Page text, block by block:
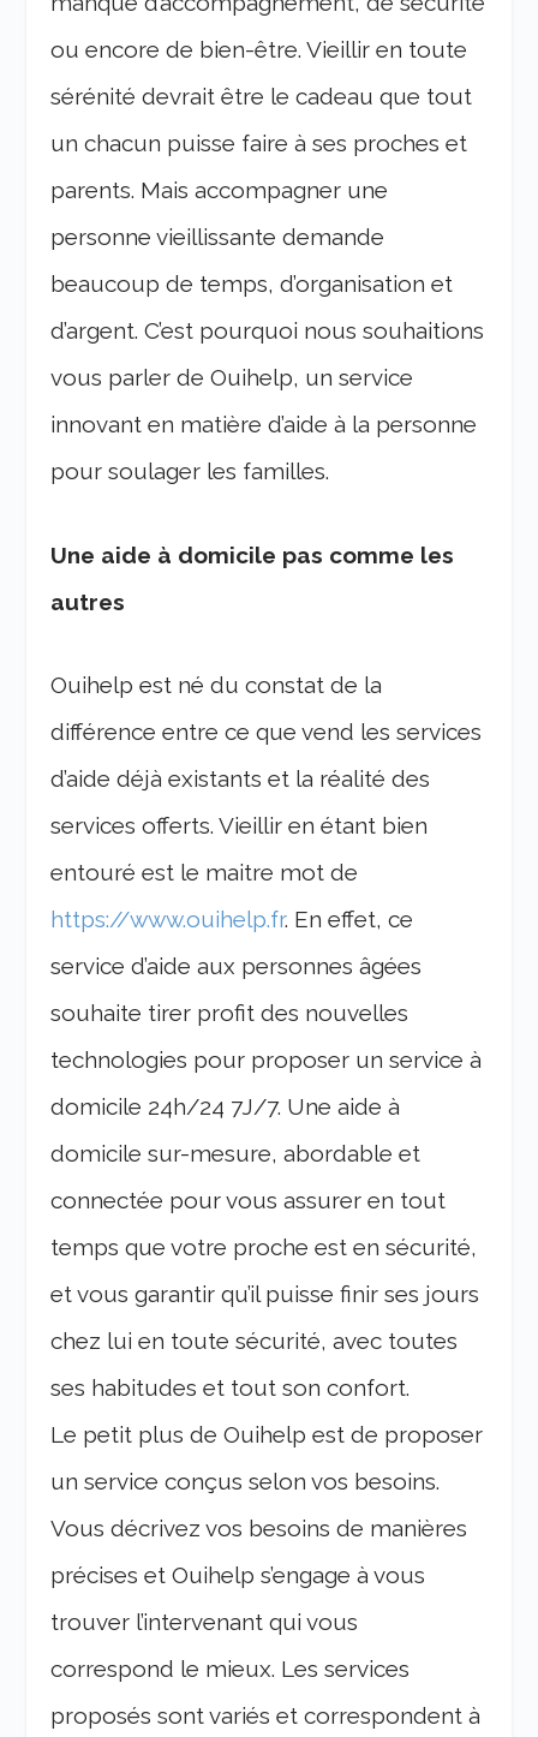
ou encore de bien-être. Vieillir en toute
sérénité devrait être le cadeau que tout
un chacun puisse faire à ses proches et
parents. Mais accompagner une
personne vieillissante demande
beaucoup de temps, d’organisation et
d’argent. C’est pourquoi nous souhaitions
vous parler de Ouihelp, un service
innovant en matière d’aide à la personne
pour soulager les familles.
Une aide à domicile pas comme les
autres
Ouihelp est né du constat de la
différence entre ce que vend les services
d’aide déjà existants et la réalité des
services offerts. Vieillir en étant bien
entouré est le maitre mot de
https://www.ouihelp.fr. En effet, ce
service d’aide aux personnes âgées
souhaite tirer profit des nouvelles
technologies pour proposer un service à
domicile 24h/24 7J/7. Une aide à
domicile sur-mesure, abordable et
connectée pour vous assurer en tout
temps que votre proche est en sécurité,
et vous garantir qu’il puisse finir ses jours
chez lui en toute sécurité, avec toutes
ses habitudes et tout son confort.
Le petit plus de Ouihelp est de proposer
un service conçus selon vos besoins.
Vous décrivez vos besoins de manières
précises et Ouihelp s’engage à vous
trouver l’intervenant qui vous
correspond le mieux. Les services
proposés sont variés et correspondent à